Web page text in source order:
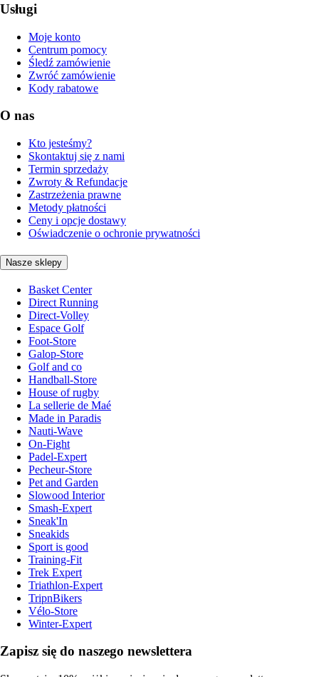
Usługi
Moje konto
Centrum pomocy
Śledź zamówienie
Zwróć zamówienie
Kody rabatowe
O nas
Kto jesteśmy?
Skontaktuj się z nami
Termin sprzedaży
Zwroty & Refundacje
Zastrzeżenia prawne
Metody płatności
Ceny i opcje dostawy
Oświadczenie o ochronie prywatności
Nasze sklepy
Basket Center
Direct Running
Direct-Volley
Espace Golf
Foot-Store
Galop-Store
Golf and co
Handball-Store
House of rugby
La sellerie de Maé
Made in Paradis
Nauti-Wave
On-Fight
Padel-Expert
Pecheur-Store
Pet and Garden
Slowood Interior
Smash-Expert
Sneak'In
Sneakids
Sport is good
Training-Fit
Trek Expert
Triathlon-Expert
TripnBikers
Vélo-Store
Winter-Expert
Zapisz się do naszego newslettera